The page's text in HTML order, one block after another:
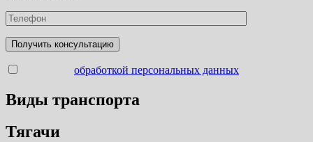
обработкой персональных данных
Виды транспорта
Тягачи